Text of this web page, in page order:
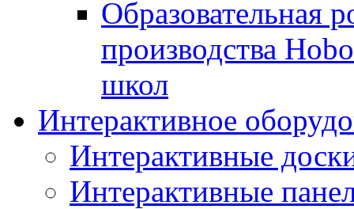
Образовательная
производства
школ
Интерактивное
Интерактивные
Интерактивные